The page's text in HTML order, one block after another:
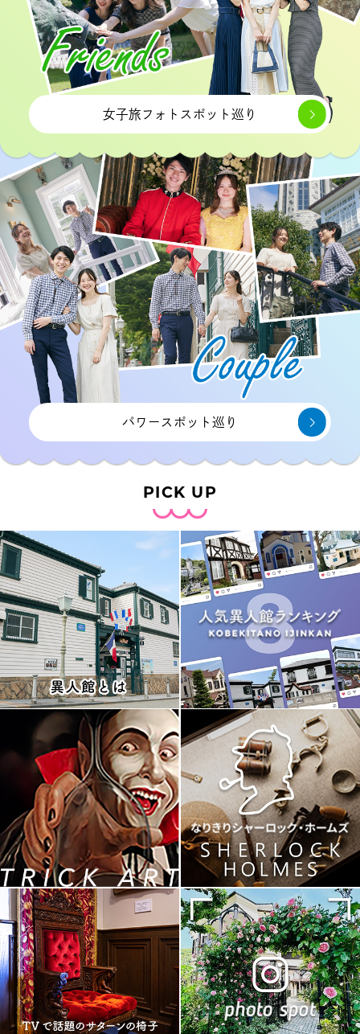
女子旅フォトスポット巡り
パワースポット巡り
PICK UP